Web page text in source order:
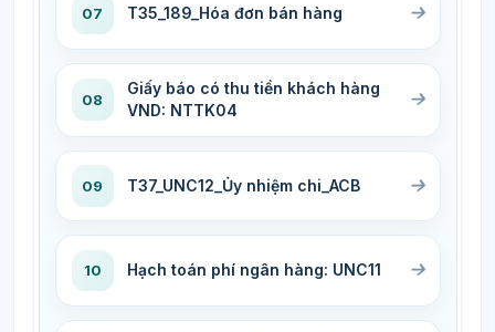
07 T35_189_Hóa đơn bán hàng
08
Giấy báo có thu tiền khách hàng
VND: NTTK04
09 T37_UNC12_Ủy nhiệm chi_ACB
10 Hạch toán phí ngân hàng: UNC11